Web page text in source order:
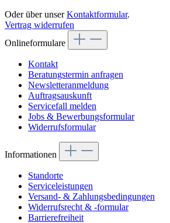
Oder über unserKontaktformular.
Vertrag widerrufen
Onlineformulare
Kontakt
Beratungstermin anfragen
Newsletteranmeldung
Auftragsauskunft
Servicefall melden
Jobs & Bewerbungsformular
Widerrufsformular
Informationen
Standorte
Serviceleistungen
Versand- & Zahlungsbedingungen
Widerrufsrecht & -formular
Barrierefreiheit